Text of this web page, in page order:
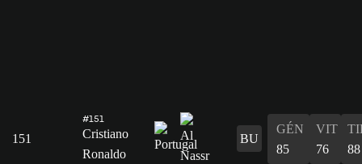
151
#151
Cristiano
Ronaldo
BU
GÉN
85
VIT
76
88